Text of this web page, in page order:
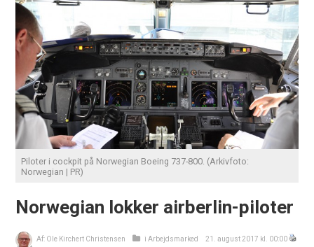
Piloter i cockpit på Norwegian Boeing 737-800. (Arkivfoto:
Norwegian | PR)
Norwegian lokker airberlin-piloter
Af: Ole Kirchert Christensen iArbejdsmarked
21. august 2017 kl. 00:00